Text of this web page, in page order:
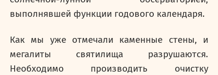
выполнявшей функции годового календаря.
Как мы уже отмечали каменные стены, и
мегалиты святилища разрушаются.
Необходимо производить очистку